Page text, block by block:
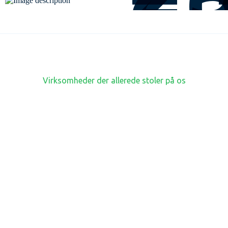
Virksomheder der allerede stoler på os